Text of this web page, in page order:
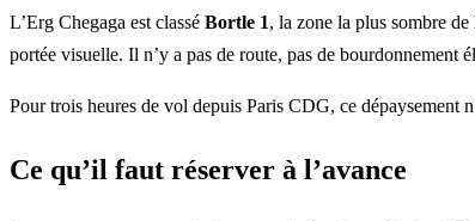
L’Erg Chegaga est classé Bortle 1, la zone la plus sombre
portée visuelle. Il n’y a pas de route, pas de bourdonnement
Pour trois heures de vol depuis Paris CDG, ce dépaysement
Ce qu’il faut réserver à l’avance